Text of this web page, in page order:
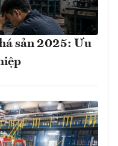
sản 2025: Ưu